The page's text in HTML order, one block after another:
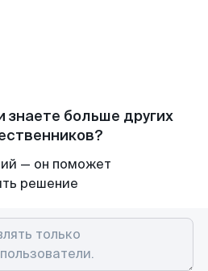
знаете больше других
— он поможет
решение